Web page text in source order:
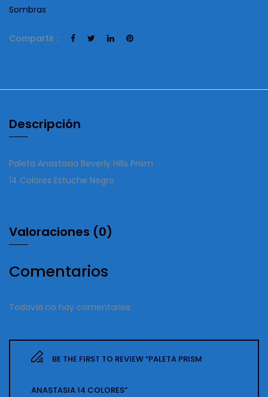
Sombras
Compartir :
Descripción
Paleta Anastasia Beverly Hills Prism
14 Colores Estuche Negro
Valoraciones (0)
Comentarios
Todavía no hay comentarios.
BE THE FIRST TO REVIEW “PALETA PRISM
ANASTASIA 14 COLORES”